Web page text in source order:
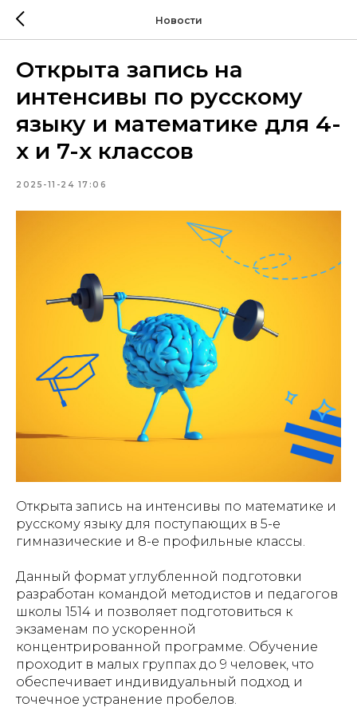
Новости
Открыта запись на
интенсивы по русскому
языку и математике для 4-
х и 7-х классов
2025-11-24 17:06
Открыта запись на интенсивы по математике и
русскому языку для поступающих в 5-е
гимназические и 8-е профильные классы.
Данный формат углубленной подготовки
разработан командой методистов и педагогов
школы 1514 и позволяет подготовиться к
экзаменам по ускоренной
концентрированной программе. Обучение
проходит в малых группах до 9 человек, что
обеспечивает индивидуальный подход и
точечное устранение пробелов.